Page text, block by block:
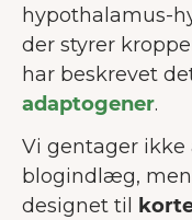
hypothalamus-
der styrer
har beskrevet
adaptogener.
Vi gentager ikke
blogindlæg, men
designet til